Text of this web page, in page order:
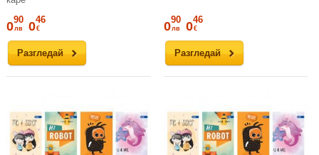
Разгледай
090
лв 046
€
Разгледай
090
лв 046
€